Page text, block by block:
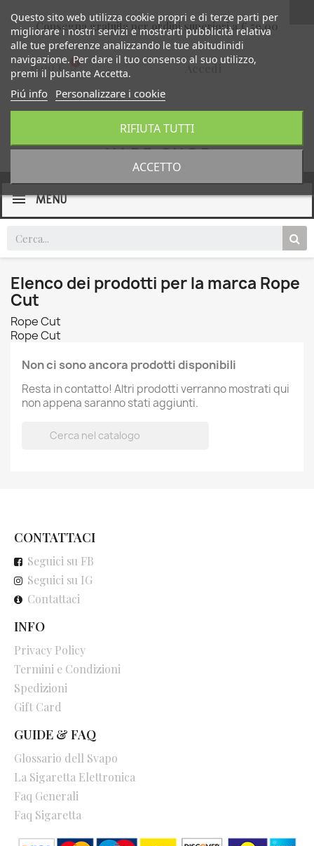
Consegna gratuita per ordini superiori a € 59,00
0,00 €
MENU
Elenco dei prodotti per la marca Rope
Cut
Rope Cut
Rope Cut
Non ci sono ancora prodotti disponibili
Resta in contatto! Altri prodotti verranno mostrati qui
non appena saranno stati aggiunti.
CONTATTACI
Seguici su FB
Seguici su IG
Contattaci
INFO
Privacy Policy
Termini e Condizioni
Spedizioni
Gift Card
GUIDE & FAQ
Glossario dell Svapo
La Sigaretta Elettronica
Faq Generali
Faq Sigaretta
Questo sito web utilizza cookie propri e di terze parti per
migliorare i nostri servizi e mostrarti pubblicità relativa
alle tue preferenze analizzando le tue abitudinidi
navigazione. Per dare il tuo consenso al suo utilizzo,
premi il pulsante Accetta.
Piú info Personalizzare i cookie
RIFIUTA TUTTI
ACCETTO